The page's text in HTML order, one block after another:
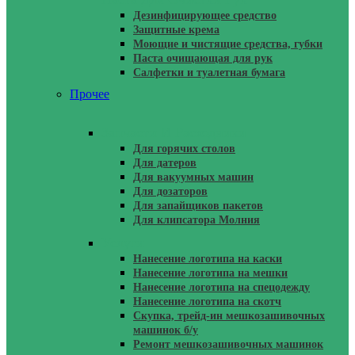
Дезинфицирующее средство
Защитные крема
Моющие и чистящие средства, губки
Паста очищающая для рук
Салфетки и туалетная бумага
Прочее
Для горячих столов
Для датеров
Для вакуумных машин
Для дозаторов
Для запайщиков пакетов
Для клипсатора Молния
Нанесение логотипа на каски
Нанесение логотипа на мешки
Нанесение логотипа на спецодежду
Нанесение логотипа на скотч
Скупка, трейд-ин мешкозашивочных
машинок б/у
Ремонт мешкозашивочных машинок